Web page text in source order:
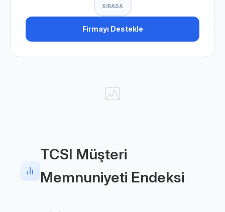
SIRADA
Firmayı Destekle
TCSI Müşteri
Memnuniyeti Endeksi